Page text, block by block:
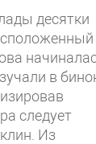
десятки
в
следует
Из